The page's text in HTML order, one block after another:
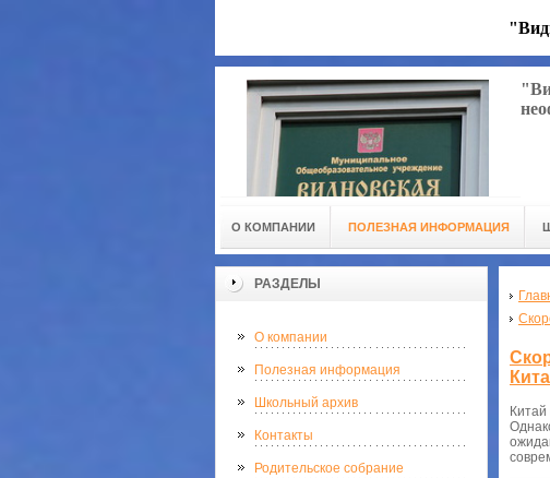
О КОМПАНИИ ПОЛЕЗНАЯ ИНФОРМАЦИЯ
РАЗДЕЛЫ
О компании
Полезная информация
Школьный архив
Контакты
Родительское собрание